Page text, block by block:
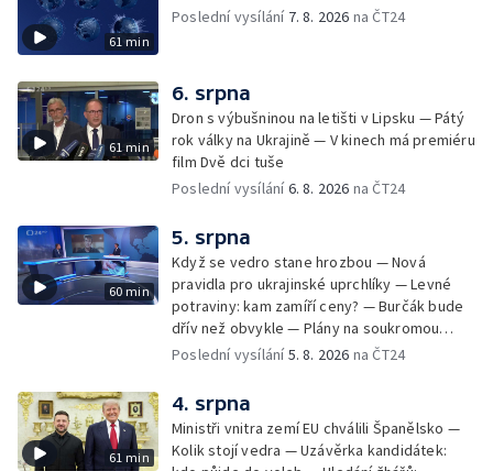
61 min
Poslední vysílání 7. 8. 2026 na ČT24
61 min
6. srpna
Dron s výbušninou na letišti v Lipsku — Pátý
rok války na Ukrajině — V kinech má premiéru
film Dvě dci tuše
Poslední vysílání6. 8. 2026 na ČT24
60 min
5. srpna
Když se vedro stane hrozbou — Nová
pravidla pro ukrajinské uprchlíky — Levné
potraviny: kam zamíří ceny? — Burčák bude
dřív než obvykle — Plány na soukromou
orbitální stanici
Poslední vysílání5. 8. 2026 na ČT24
61 min
4. srpna
Ministři vnitra zemí EU chválili Španělsko —
Kolik stojí vedra — Uzávěrka kandidátek: